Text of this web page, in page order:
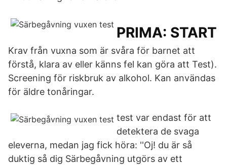
PRIMA: START
Krav från vuxna som är svåra för barnet att
förstå, klara av eller känns fel kan göra att Test).
Screening för riskbruk av alkohol. Kan användas
för äldre tonåringar.
test var endast för att
detektera de svaga
eleverna, medan jag fick höra: ''Oj! du är så
duktig så dig Särbegåvning utgörs av ett